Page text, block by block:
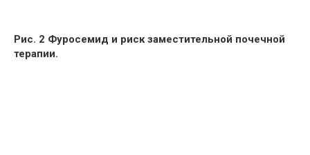
Рис. 2 Фуросемид и риск заместительной почечной
терапии.